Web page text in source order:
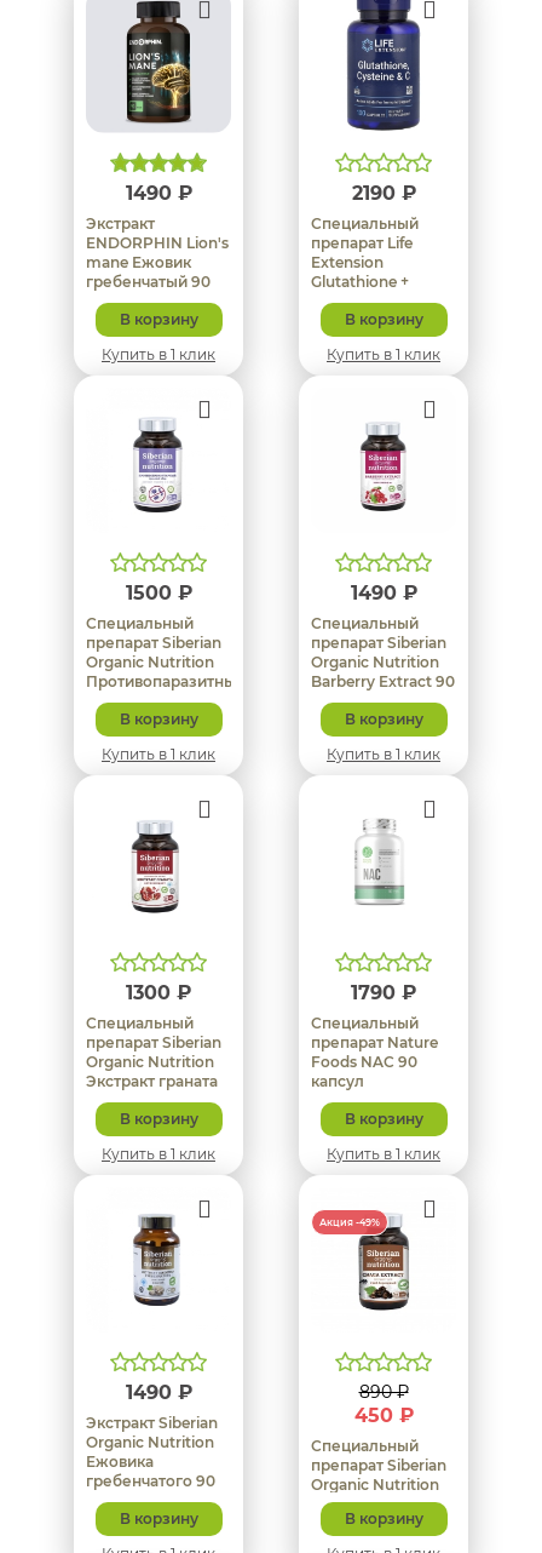
1490 ₽
Экстракт
ENDORPHIN Lion's
mane Ежовик
гребенчатый 90
капсул
В корзину
Купить в 1 клик
2190 ₽
Специальный
препарат Life
Extension
Glutathione +
Gysteine + Vitamin
C 100 капсул
В корзину
Купить в 1 клик
1500 ₽
Специальный
препарат Siberian
Organic Nutrition
Противопаразитный
травяной сбор 120
капсулВ корзину
Купить в 1 клик
1490 ₽
Специальный
препарат Siberian
Organic Nutrition
Barberry Extract 90
капсул
В корзину
Купить в 1 клик
1300 ₽
Специальный
препарат Siberian
Organic Nutrition
Экстракт граната
60 капсул
В корзину
Купить в 1 клик
1790 ₽
Специальный
препарат Nature
Foods NAC 90
капсул
В корзину
Купить в 1 клик
1490 ₽
Экстракт Siberian
Organic Nutrition
Ежовика
гребенчатого 90
капсул
В корзину
Акция -49%
890 ₽
450 ₽
Специальный
препарат Siberian
Organic Nutrition
Экстракт чаги 60
капсулВ корзину